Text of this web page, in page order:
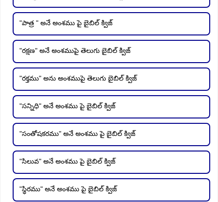
"పాత్ర " అనే అంశము పై బైబిల్ క్విజ్
"రక్షణ" అనే అంశముపై తెలుగు బైబిల్ క్విజ్
"రక్తము" అను అంశముపై తెలుగు బైబిల్ క్విజ్
"సన్నిధి" అనే అంశము పై బైబిల్ క్విజ్
"సంతోషకరము" అనే అంశము పై బైబిల్ క్విజ్
"సిలువ" అనే అంశము పై బైబిల్ క్విజ్
"స్థిరము" అనే అంశము పై బైబిల్ క్విజ్